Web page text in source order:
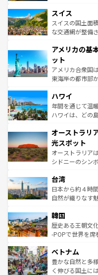
を参照してほし
は、お酒好きな人に
ドイツ情報はコ
リアごとに異な
ティー、ビール
戦など、本場だ
ンツ一覧を参照
スイス
スイスの国土面
な交通網が整備
の建物がそのま
博物館もあり、
ことができる。
者向けの交通パ
着のスイス情報は
アメリカの基
ット
アメリカ合衆国
東海岸の都市部
のような巨大都
ンメントが詰ま
西部には大自然
部のニューオー
文化が魅力。旅
しみながら、そ
るだろう。車で
情報は
ハワイ
年間を通じて温
ハワイは、どの
ワイ島は見逃せ
島だが、静かな
おすすめ。エメ
文化や歴史が息
人々、おいしい
ク、伝統的なフ
っている。訪れ
はコンテンツ一覧
オーストラリ
光スポット
オーストラリア
シドニーのシン
リアリーフや大
ク）、タスマニ
ど、見どころが
いる。アクティ
ビング、ハイキ
い。オーストラ
参照してほしい。
台湾
日本から約４時
自然が織りなす
ン）、静ひつな
と山間の静けさ
驚きをもたらし
容にもいいと評
が味
照してほしい。
韓国
歴史ある王朝文
-POPで世界を席
き、地方に足を
できる。そして
まで、さまざま
ベトナム
豊かな自然と多
く伸びる国土に